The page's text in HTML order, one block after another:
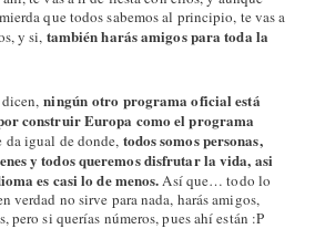
que todos sabemos al principio, te vas a
y si, también harás amigos para toda la
dicen,ningún otro programa oficial está
construir Europa como el programa
da igual de donde, todos somos personas,
y todos queremos disfrutar la vida, asi
es casi lo de menos. Así que… todo lo
verdad no sirve para nada, harás amigos,
pero si querías números, pues ahí están :P